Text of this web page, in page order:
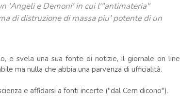
'Angeli e Demoni' in cui l'"antimateria"
di distruzione di massa piu' potente di un
e svela una sua fonte di notizie, il giornale on line
ma nulla che abbia una parvenza di ufficialità.
e affidarsi a fonti incerte ("dal Cern dicono").